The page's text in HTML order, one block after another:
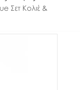
Σετ Κολιέ &